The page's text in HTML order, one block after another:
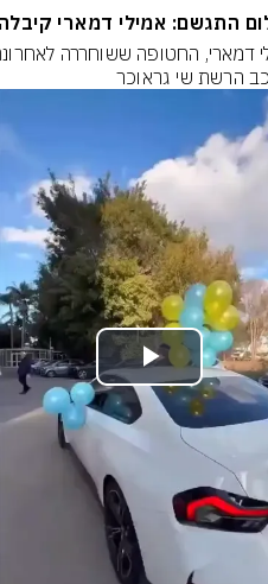
התגשם: אמילי דמארי
הרשת שי גראוכר
Play
Video